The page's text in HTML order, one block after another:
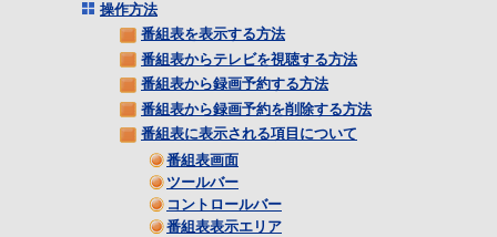
操作方法
番組表を表示する方法
番組表からテレビを視聴する方法
番組表から録画予約する方法
番組表から録画予約を削除する方法
番組表に表示される項目について
番組表画面
ツールバー
コントロールバー
番組表表示エリア